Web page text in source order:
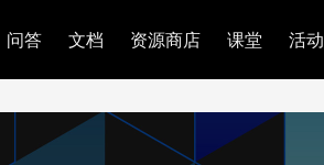
问答 文档 资源商店 课堂 活动